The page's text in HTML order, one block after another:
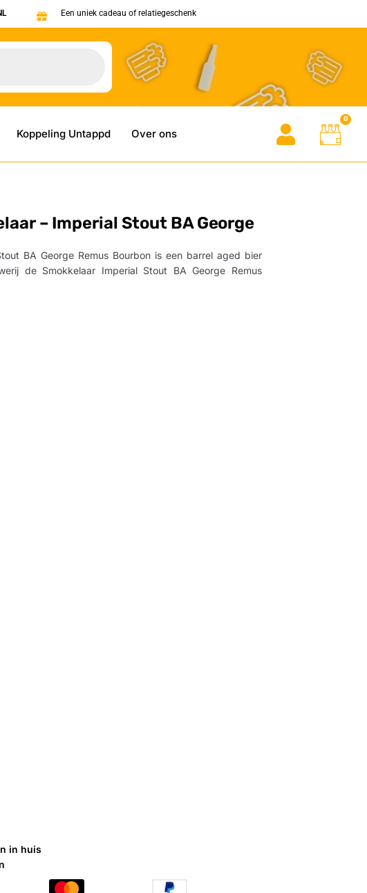
Een uniek cadeau of relatiegeschenk
Koppeling Untappd Over ons
0
– Imperial Stout BA George
BA George Remus Bourbon is een barrel aged bier
de Smokkelaar Imperial Stout BA George Remus
in huis